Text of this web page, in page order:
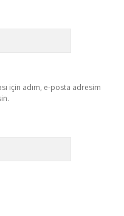
için adım, e-posta adresim